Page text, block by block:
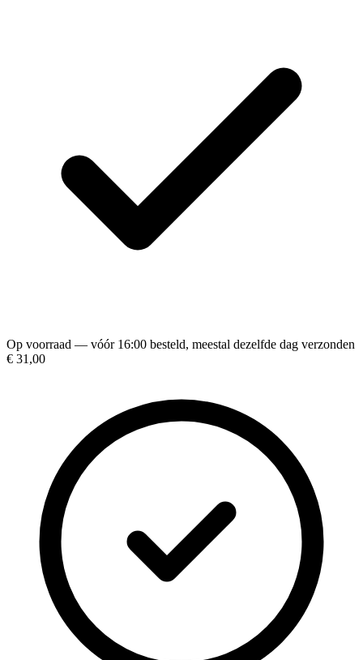
Op voorraad — vóór 16:00 besteld, meestal dezelfde dag verzonden
€ 31,00